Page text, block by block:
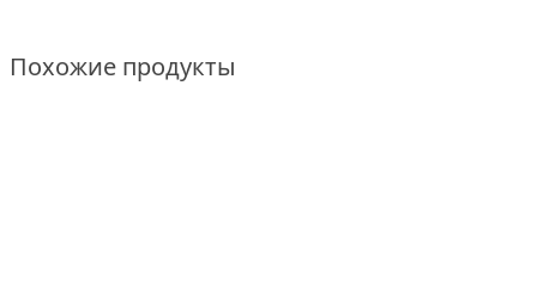
Похожие продукты